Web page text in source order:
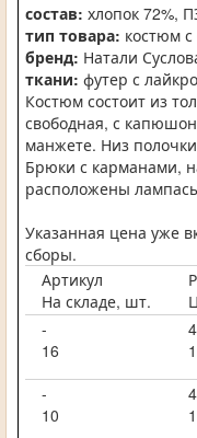
состав: хлопок 72%,
тип товара: костюм
бренд: Натали
ткани: футер с
Костюм состоит из
свободная, с
манжете. Низ
Брюки с карманами,
расположены
Указанная цена уже
сборы.
Артикул
На складе, шт.
-
16
-
10